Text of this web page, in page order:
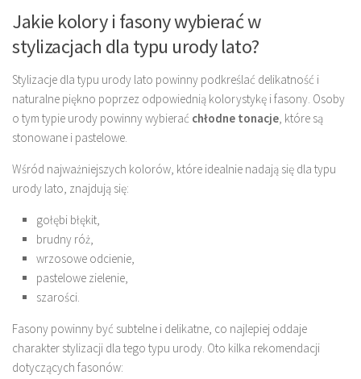
Jakie kolory i fasony wybierać w
stylizacjach dla typu urody lato?
Stylizacje dla typu urody lato powinny podkreślać delikatność i
naturalne piękno poprzez odpowiednią kolorystykę i fasony. Osoby
o tym typie urody powinny wybierać chłodne tonacje, które są
stonowane i pastelowe.
Wśród najważniejszych kolorów, które idealnie nadają się dla typu
urody lato, znajdują się:
gołębi błękit,
brudny róż,
wrzosowe odcienie,
pastelowe zielenie,
szarości.
Fasony powinny być subtelne i delikatne, co najlepiej oddaje
charakter stylizacji dla tego typu urody. Oto kilka rekomendacji
dotyczących fasonów: